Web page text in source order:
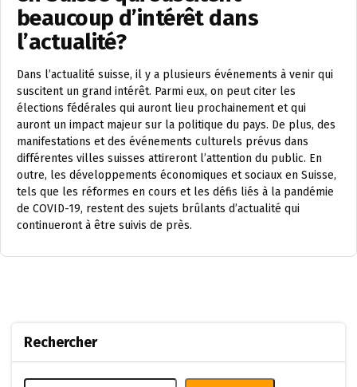
beaucoup d’intérêt dans
l’actualité?
Dans l’actualité suisse, il y a plusieurs événements à venir qui
suscitent un grand intérêt. Parmi eux, on peut citer les
élections fédérales qui auront lieu prochainement et qui
auront un impact majeur sur la politique du pays. De plus, des
manifestations et des événements culturels prévus dans
différentes villes suisses attireront l’attention du public. En
outre, les développements économiques et sociaux en Suisse,
tels que les réformes en cours et les défis liés à la pandémie
de COVID-19, restent des sujets brûlants d’actualité qui
continueront à être suivis de près.
Rechercher